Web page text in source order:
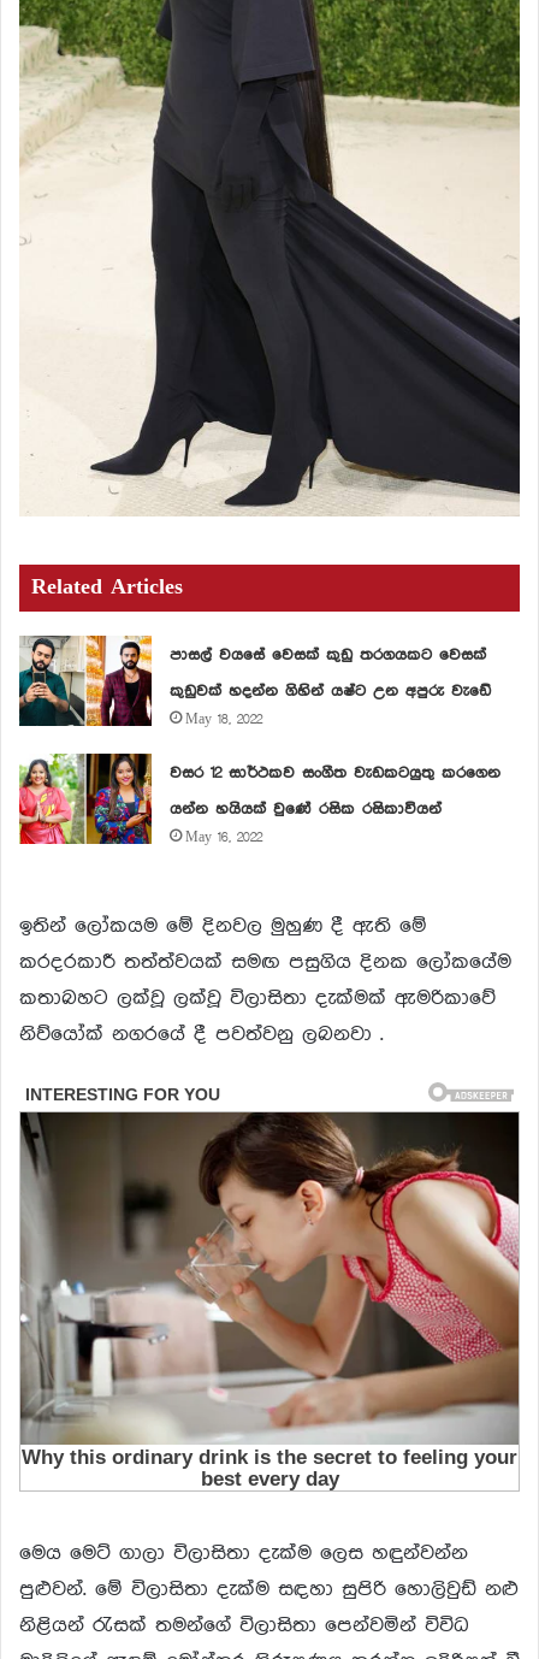
Related Articles
පාසල් වයසේ වෙසක් කුඩු තරගයකට වෙසක්
කුඩුවක් හදන්න ගිහින් යෂ්ට උන අපුරු වැඩේ
May 18, 2022
වසර 12 සාර්ථකව සංගීත වැඩකටයුතු කරගෙන
යන්න හයියක් වුණේ රසික රසිකාවියන්
May 16, 2022
ඉතින් ලෝකයම මේ දිනවල මුහුණ දී ඇති මේ
කරදරකාරී තත්ත්වයක් සමඟ පසුගිය දිනක ලෝකයේම
කතාබහට ලක්වූ ලක්වූ විලාසිතා දැක්මක් ඇමරිකාවේ
නිව්යෝක් නගරයේ දී පවත්වනු ලබනවා .
මෙය මෙට් ගාලා විලාසිතා දැක්ම ලෙස හඳුන්වන්න
පුළුවන්. මේ විලාසිතා දැක්ම සඳහා සුපිරි හොලිවුඩ් නළු
නිළියන් රැසක් තමන්ගේ විලාසිතා පෙන්වමින් විවිධ